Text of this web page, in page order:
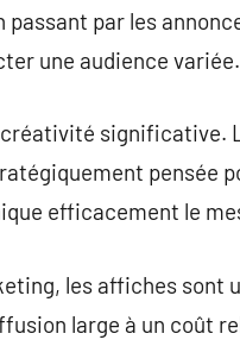
par les
une audience variée.
significative.
pensée
efficacement le
les affiches sont
large à un coût